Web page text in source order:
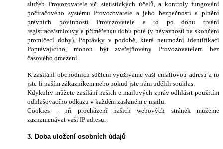
služeb Provozovatele vč. statistických účelů, a kontroly fungování
počítačového systému Provozovatele a jeho bezpečnosti a plnění
právních povinností Provozovatele a to po dobu trvání
registrace/smlouvy a přiměřenou dobu poté (v návaznosti na skončení
promlčecí doby). Poptávky v podobě, která neumožní identifikaci
Poptávajícího, mohou být zveřejňovány Provozovatelem bez
časového omezení.
K zasílání obchodních sdělení využíváme vaši emailovou adresu a to
jste-li naším zákazníkem nebo pokud jste nám udělili souhlas.
Kdykoliv můžete zasílání našich e-mailových zpráv odhlásit použitím
odhlašovacího odkazu v každém zaslaném e-mailu.
Cookies - při procházení našich webových stránek můžeme
zaznamenávat vaši IP adresu.
3. Doba uložení osobních údajů